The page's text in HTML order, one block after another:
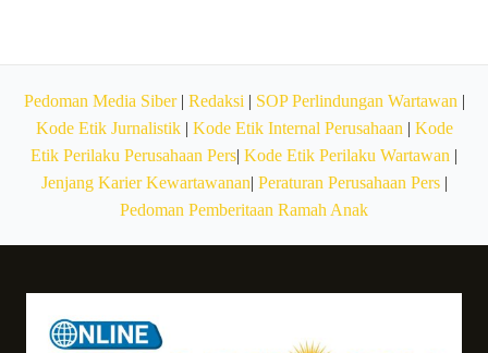
Pedoman Media Siber| Redaksi| SOP Perlindungan Wartawan|
Kode Etik Jurnalistik| Kode Etik Internal Perusahaan| Kode
Etik Perilaku Perusahaan Pers Kode Etik Perilaku Wartawan
Jenjang Karier Kewartawanan| Peraturan Perusahaan Pers|
Pedoman Pemberitaan Ramah Anak